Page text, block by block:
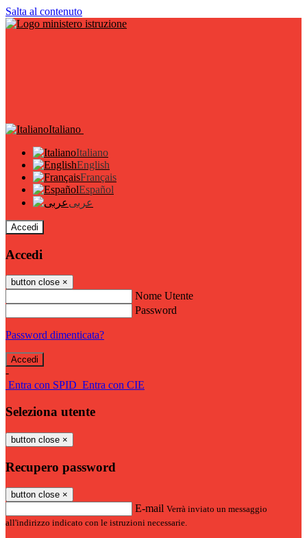
Salta al contenuto
Italiano
Italiano
English
Français
Español
عربى
Accedi
Accedi
button close ×
Nome Utente
Password
Password dimenticata?
-
Entra con SPID Entra con CIE
Seleziona utente
button close ×
Recupero password
button close ×
E-mail Verrà inviato un messaggio
all'indirizzo indicato con le istruzioni necessarie.